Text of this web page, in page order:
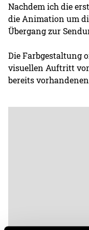
Nachdem ich die
die Animation um
Übergang zur
Die Farbgestaltung
visuellen Auftritt
bereits